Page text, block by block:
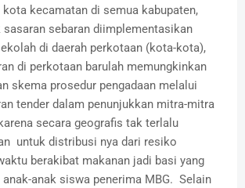
kota kecamatan di semua kabupaten,
sebaran diimplementasikan
di daerah perkotaan (kota-kota),
di perkotaan barulah memungkinkan
skema prosedur pengadaan melalui
tender dalam penunjukkan mitra-mitra
secara geografis tak terlalu
untuk distribusi nya dari resiko
berakibat makanan jadi basi yang
anak-anak siswa penerima MBG. Selain